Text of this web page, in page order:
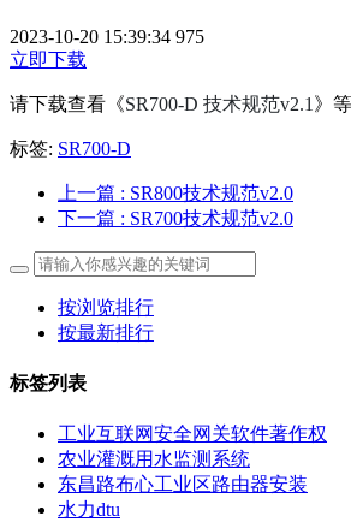
2023-10-20 15:39:34 975
立即下载
请下载查看《SR700-D 技术规范v2.1 》
标签: SR700-D
上一篇 : SR800技术规范v2.0
下一篇 : SR700技术规范v2.0
按浏览排行
按最新排行
标签列表
工业互联网安全网关软件著作权
农业灌溉用水监测系统
东昌路布心工业区路由器安装
水力dtu